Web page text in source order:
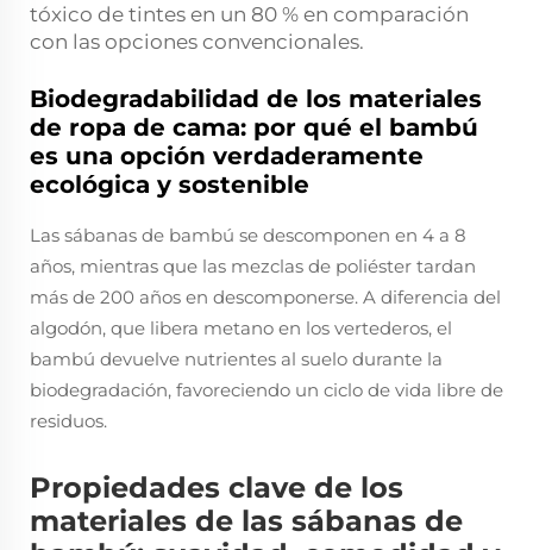
tóxico de tintes en un 80 % en comparación
con las opciones convencionales.
Biodegradabilidad de los materiales
de ropa de cama: por qué el bambú
es una opción verdaderamente
ecológica y sostenible
Las sábanas de bambú se descomponen en 4 a 8
años, mientras que las mezclas de poliéster tardan
más de 200 años en descomponerse. A diferencia del
algodón, que libera metano en los vertederos, el
bambú devuelve nutrientes al suelo durante la
biodegradación, favoreciendo un ciclo de vida libre de
residuos.
Propiedades clave de los
materiales de las sábanas de